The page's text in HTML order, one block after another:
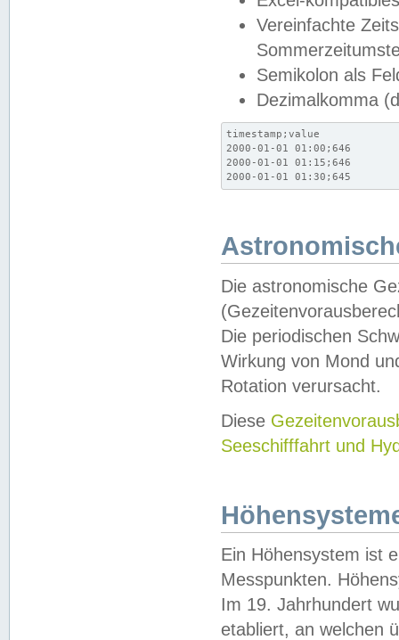
Vereinfachte
Semikolon als
Dezimalkomma
timestamp;value
2000-01-01 01:00;646
2000-01-01 01:15;646
2000-01-01 01:30;645
Die astronomische
Die periodischen
Wirkung von Mond
Rotation verursacht.
Diese
Seeschifffahrt und
Ein Höhensystem ist
Messpunkten.
Im 19. Jahrhundert
etabliert, an welchen